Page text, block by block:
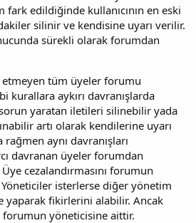
fark edildiğinde kullanıcının en eski
silinir ve kendisine uyarı verilir.
sürekli olarak forumdan
etmeyen tüm üyeler forumu
kurallara aykırı davranışlarda
yaratan iletileri silinebilir yada
artı olarak kendilerine uyarı
rağmen aynı davranışları
davranan üyeler forumdan
Üye cezalandırmasını forumun
isterlerse diğer yönetim
yaparak fikirlerini alabilir. Ancak
forumun yöneticisine aittir.